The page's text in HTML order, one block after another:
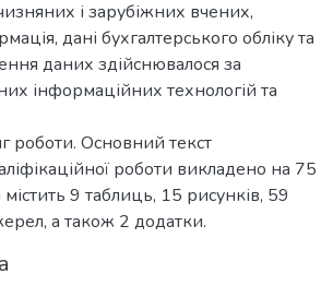
і зарубіжних вчених,
дані бухгалтерського обліку та
даних здійснювалося за
інформаційних технологій та
роботи. Основний текст
роботи викладено на 75
містить 9 таблиць, 15 рисунків, 59
а також 2 додатки.